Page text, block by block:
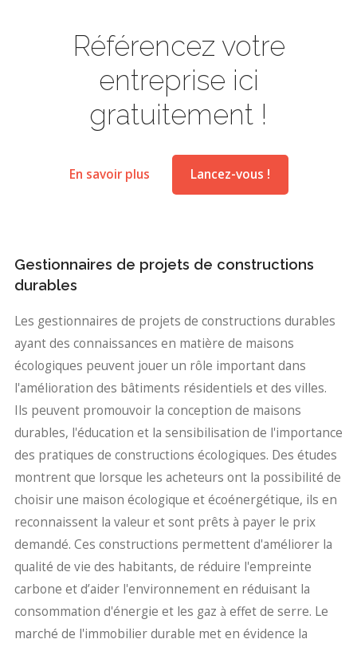
Référencez votre
entreprise ici
gratuitement !
En savoir plus Lancez-vous !
Gestionnaires de projets de constructions
durables
Les gestionnaires de projets de constructions durables
ayant des connaissances en matière de maisons
écologiques peuvent jouer un rôle important dans
l'amélioration des bâtiments résidentiels et des villes.
Ils peuvent promouvoir la conception de maisons
durables, l'éducation et la sensibilisation de l'importance
des pratiques de constructions écologiques. Des études
montrent que lorsque les acheteurs ont la possibilité de
choisir une maison écologique et écoénergétique, ils en
reconnaissent la valeur et sont prêts à payer le prix
demandé. Ces constructions permettent d'améliorer la
qualité de vie des habitants, de réduire l'empreinte
carbone et d’aider l'environnement en réduisant la
consommation d'énergie et les gaz à effet de serre. Le
marché de l'immobilier durable met en évidence la